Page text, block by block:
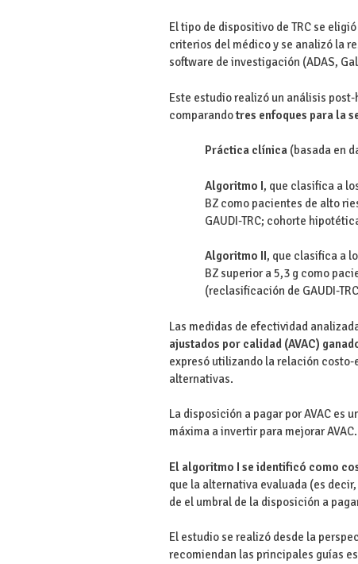
El tipo de dispositivo de TRC se
criterios del médico y se analizó la
software de investigación (ADAS,
Este estudio realizó un análisis
comparandotres enfoques para la
Práctica clínica (basada en
Algoritmo I, que clasifica a
BZ como pacientes de alto
GAUDI-TRC; cohorte
Algoritmo II, que clasifica a
BZ superior a 5,3 g como
(reclasificación de GAUDI-
Las medidas de efectividad
ajustados por calidad (AVAC)
expresó utilizando la relación
alternativas.
La disposición a pagar por AVAC es
máxima a invertir para mejorar
El algoritmo I se identificó como
que la alternativa evaluada (es
de el umbral de la disposición a
El estudio se realizó desde la
recomiendan las principales guías